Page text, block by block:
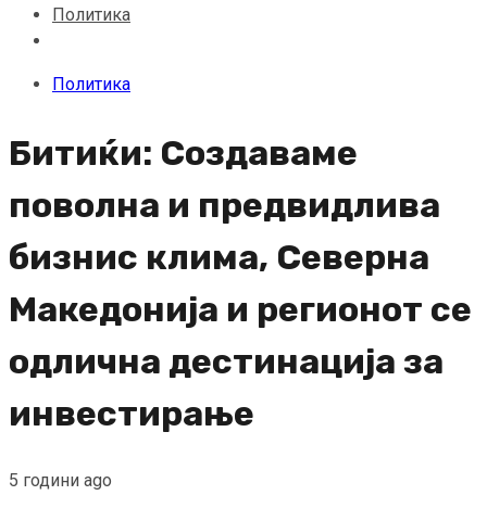
Политика
Политика
Битиќи: Создаваме
поволна и предвидлива
бизнис клима, Северна
Македонија и регионот се
одлична дестинација за
инвестирање
5 години ago